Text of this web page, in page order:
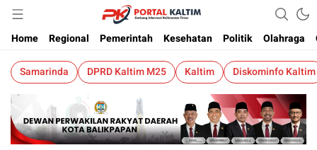
Portalkaltim.com
Berita Kaltim Terkini
Home
Regional Pemerintah Kesehatan Politik Olahraga
Samarinda DPRD Kaltim M25 Kaltim Diskominfo Kaltim